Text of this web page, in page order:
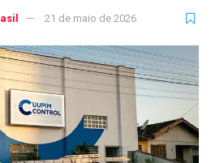
21 de maio de 2026